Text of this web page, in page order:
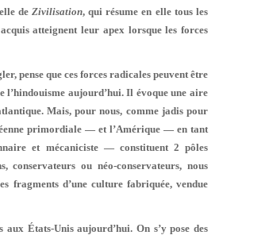
de Zivilisation, qui résume en elle tous les
atteignent leur apex lorsque les forces
pense que ces forces radicales peuvent être
l’hindouisme aujourd’hui. Il évoque une aire
Mais, pour nous, comme jadis pour
primordiale — et l’Amérique — en tant
et mécaniciste — constituent 2 pôles
ou néo-conservateurs, nous
fragments d’une culture fabriquée, vendue
aux États-Unis aujourd’hui. On s’y pose des